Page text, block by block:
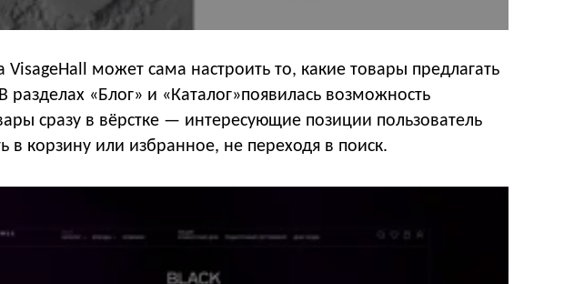
VisageHall может сама настроить то, какие товары предлагать
разделах «Блог» и «Каталог»появилась возможность
сразу в вёрстке — интересующие позиции пользователь
в корзину или избранное, не переходя в поиск.